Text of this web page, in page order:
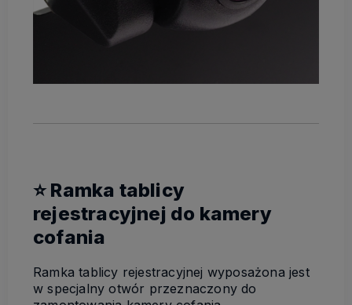
⭐ Ramka tablicy
rejestracyjnej do kamery
cofania
Ramka tablicy rejestracyjnej wyposażona jest
w specjalny otwór przeznaczony do